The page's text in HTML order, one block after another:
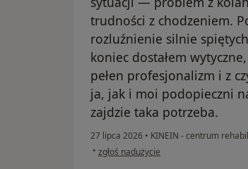
trudności z chodzeniem.
rozluźnienie silnie
koniec dostałem
pełen profesjonalizm i z
ja, jak i moi podopieczni
zajdzie taka potrzeba.
27 lipca 2026 • KINEIN - centrum
• w opinii użytkownika Kamil
zgłoś nadużycie